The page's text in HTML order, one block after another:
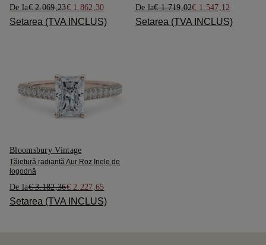
De la€ 2.069,23€ 1.862,30
Setarea (TVA INCLUS)
De la€ 1.719,02€ 1.547,12
Setarea (TVA INCLUS)
Bloomsbury Vintage
Tăietură radiantă Aur Roz Inele de
logodnă
De la€ 3.182,36€ 2.227,65
Setarea (TVA INCLUS)